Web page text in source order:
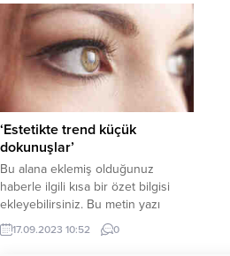
‘Estetikte trend küçük
dokunuşlar’
Bu alana eklemiş olduğunuz
haberle ilgili kısa bir özet bilgisi
ekleyebilirsiniz. Bu metin yazı
düzenleme sayfasında “Özet”
bölümünden eklenebilir. Özet
17.09.2023 10:52 0